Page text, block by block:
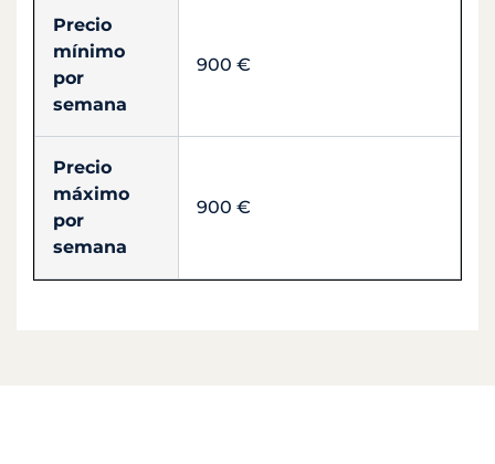
Precio
mínimo
por
semana
900 €
Precio
máximo
por
semana
900 €